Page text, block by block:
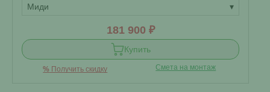
Миди
▾
181 900 ₽
Купить
% Получить скидку Смета на монтаж